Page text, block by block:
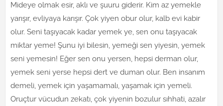
Mideye olmak esir, aklı ve şuuru giderir. Kim az yemekle
yarışır, evliyaya karışır. Çok yiyen obur olur, kalb evi kabir
olur. Seni taşıyacak kadar yemek ye, sen onu taşıyacak
miktar yeme! Şunu iyi bilesin, yemeği sen yiyesin, yemek
seni yemesin! Eğer sen onu yersen, hepsi derman olur,
yemek seni yerse hepsi dert ve duman olur. Ben insanım
demeli, yemek için yaşamamalı, yaşamak için yemeli.
Oruçtur vücudun zekatı, çok yiyenin bozulur sıhhati, azalır